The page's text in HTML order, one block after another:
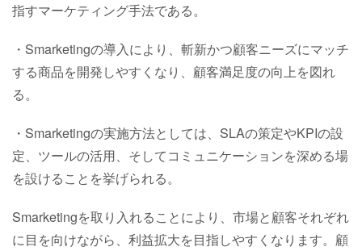
指すマーケティング手法である。
・Smarketingの導入により、斬新かつ顧客ニーズにマッチ
する商品を開発しやすくなり、顧客満足度の向上を図れ
る。
・Smarketingの実施方法としては、SLAの策定やKPIの設
定、ツールの活用、そしてコミュニケーションを深める場
を設けることを挙げられる。
Smarketingを取り入れることにより、市場と顧客それぞれ
に目を向けながら、利益拡大を目指しやすくなります。顧